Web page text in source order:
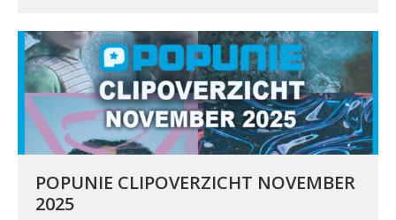
POPUNIE CLIPOVERZICHT NOVEMBER
2025